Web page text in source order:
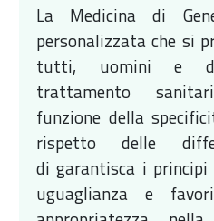
La Medicina di
personalizzata che si
tutti, uomini e
trattamento
funzione della
rispetto delle
di garantisca i
uguaglianza e